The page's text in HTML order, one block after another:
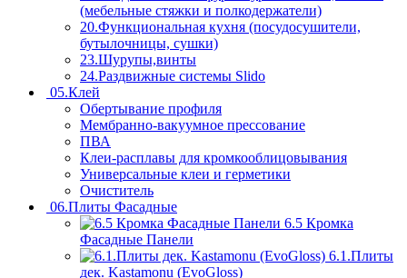
(мебельные стяжки и полкодержатели)
20.Функциональная кухня (посудосушители,
бутылочницы, сушки)
23.Шурупы,винты
24.Раздвижные системы Slido
05.Клей
Обертывание профиля
Мембранно-вакуумное прессование
ПВА
Клеи-расплавы для кромкооблицовывания
Универсальные клеи и герметики
Очиститель
06.Плиты Фасадные
6.5 Кромка
Фасадные Панели
6.1.Плиты
дек. Kastamonu (EvoGloss)